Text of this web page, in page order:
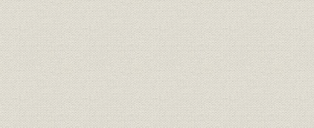
3. 銚子勢との覇権争い
第3章 「亀甲萬」の栄光
1. トップ・ブランドへの道
2. 「天下一品」の自信と誓い
3. 宣伝・広告の先達